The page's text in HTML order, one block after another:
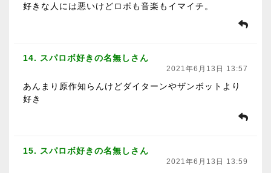
好きな人には悪いけどロボも音楽もイマイチ。
14. スパロボ好きの名無しさん
2021年6月13日 13:57
あんまり原作知らんけどダイターンやザンボットより
好き
15. スパロボ好きの名無しさん
2021年6月13日 13:59